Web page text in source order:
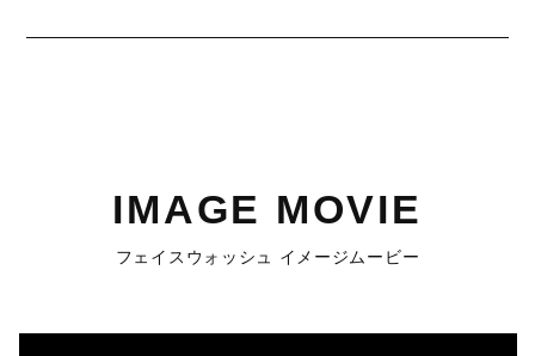
IMAGE MOVIE
フェイスウォッシュ イメージムービー